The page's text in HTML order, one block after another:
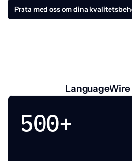
Prata med oss om dina
LanguageWire
500+